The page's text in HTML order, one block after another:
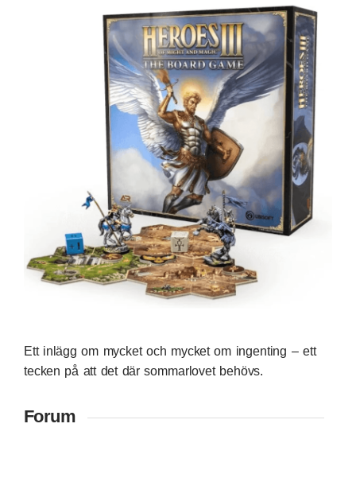
Ett inlägg om mycket och mycket om ingenting – ett
tecken på att det där sommarlovet behövs.
Forum